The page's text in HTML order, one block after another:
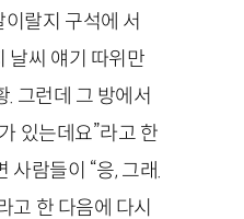
랄지 구석에 서
날씨 얘기 따위만
. 그런데 그 방에서
있는데요”라고 한
사람들이 “응, 그래.
고 한 다음에 다시